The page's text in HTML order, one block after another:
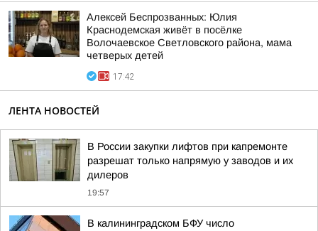
Алексей Беспрозванных: Юлия
Краснодемская живёт в посёлке
Волочаевское Светловского района, мама
четверых детей
17:42
ЛЕНТА НОВОСТЕЙ
В России закупки лифтов при капремонте
разрешат только напрямую у заводов и их
дилеров
19:57
В калининградском БФУ число